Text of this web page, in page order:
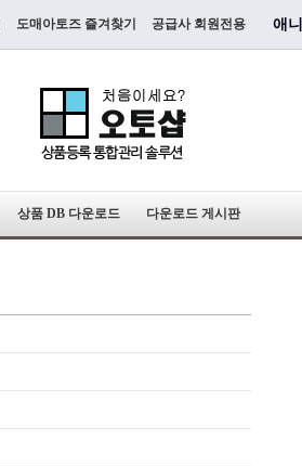
도매아토즈 즐겨찾기 공급사 회원전용 애
상품 DB 다운로드 다운로드 게시판